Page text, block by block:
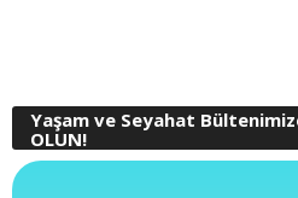
Yaşam ve Seyahat
OLUN!